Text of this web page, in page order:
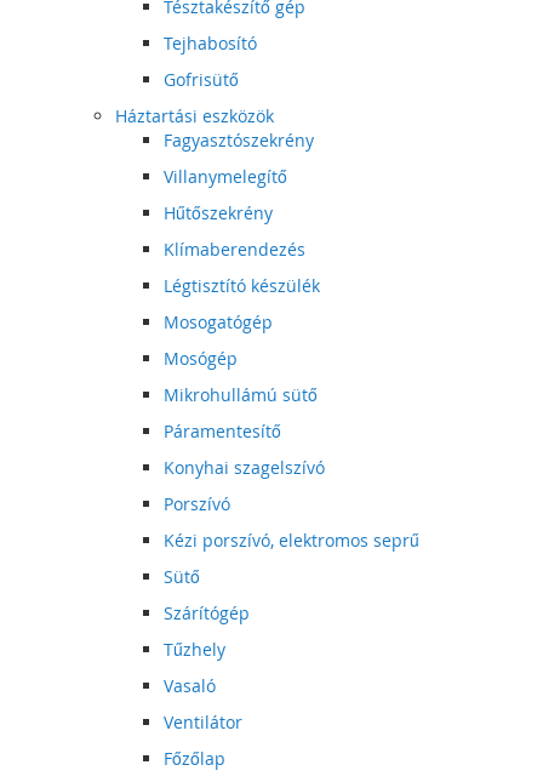
Tésztakészítő gép
Tejhabosító
Gofrisütő
Háztartási eszközök
Fagyasztószekrény
Villanymelegítő
Hűtőszekrény
Klímaberendezés
Légtisztító készülék
Mosogatógép
Mosógép
Mikrohullámú sütő
Páramentesítő
Konyhai szagelszívó
Porszívó
Kézi porszívó, elektromos seprű
Sütő
Szárítógép
Tűzhely
Vasaló
Ventilátor
Főzőlap